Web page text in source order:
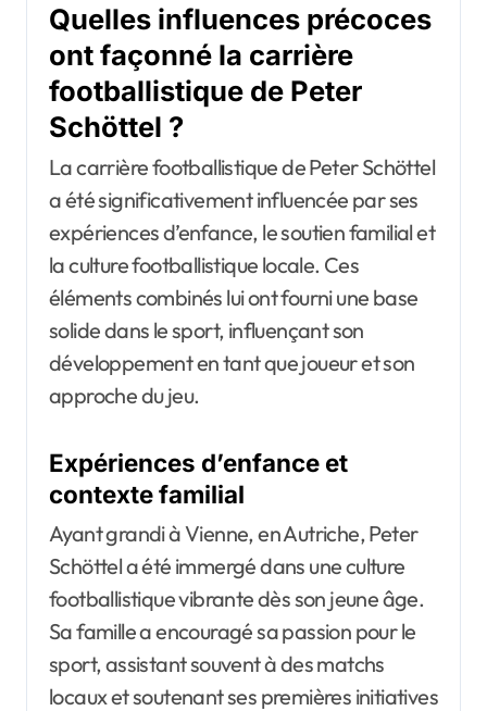
Quelles influences précoces
ont façonné la carrière
footballistique de Peter
Schöttel ?
La carrière footballistique de Peter Schöttel
a été significativement influencée par ses
expériences d’enfance, le soutien familial et
la culture footballistique locale. Ces
éléments combinés lui ont fourni une base
solide dans le sport, influençant son
développement en tant que joueur et son
approche du jeu.
Expériences d’enfance et
contexte familial
Ayant grandi à Vienne, en Autriche, Peter
Schöttel a été immergé dans une culture
footballistique vibrante dès son jeune âge.
Sa famille a encouragé sa passion pour le
sport, assistant souvent à des matchs
locaux et soutenant ses premières initiatives